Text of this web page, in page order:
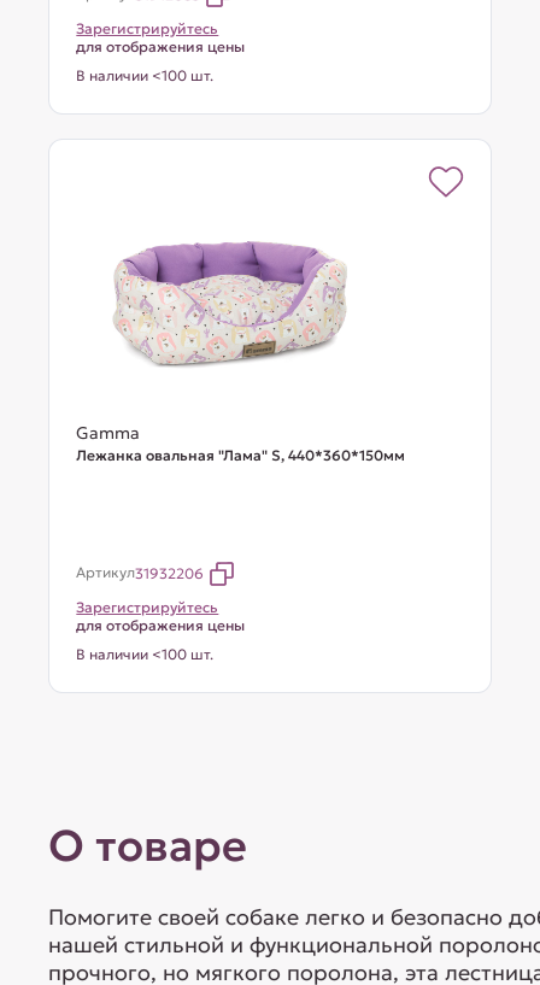
Зарегистрируйтесь
для отображения цены
В наличии <100 шт.
Gamma
Лежанка овальная "Лама" S, 440*360*150мм
Артикул31932206
Зарегистрируйтесь
для отображения цены
В наличии <100 шт.
О товаре
Помогите своей собаке легко и безопасно
нашей стильной и функциональной
прочного, но мягкого поролона, эта